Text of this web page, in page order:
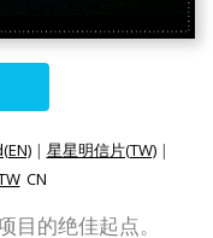
| 星星明信片(TW)|
CN
目的绝佳起点。